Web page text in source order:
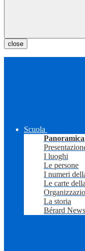
close
Scuola
Panoramica
I luoghi
Le persone
I numeri
Le carte
La storia
Bérard News